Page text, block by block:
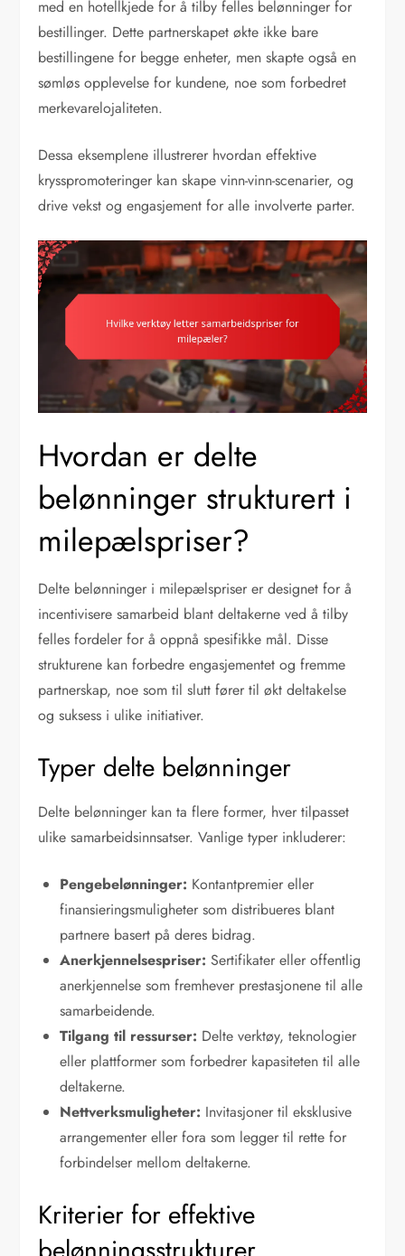
med en hotellkjede for å tilby felles belønninger for
bestillinger. Dette partnerskapet økte ikke bare
bestillingene for begge enheter, men skapte også en
sømløs opplevelse for kundene, noe som forbedret
merkevarelojaliteten.
Dessa eksemplene illustrerer hvordan effektive
krysspromoteringer kan skape vinn-vinn-scenarier, og
drive vekst og engasjement for alle involverte parter.
Hvordan er delte
belønninger strukturert i
milepælspriser?
Delte belønninger i milepælspriser er designet for å
incentivisere samarbeid blant deltakerne ved å tilby
felles fordeler for å oppnå spesifikke mål. Disse
strukturene kan forbedre engasjementet og fremme
partnerskap, noe som til slutt fører til økt deltakelse
og suksess i ulike initiativer.
Typer delte belønninger
Delte belønninger kan ta flere former, hver tilpasset
ulike samarbeidsinnsatser. Vanlige typer inkluderer:
Pengebelønninger: Kontantpremier eller
finansieringsmuligheter som distribueres blant
partnere basert på deres bidrag.
Anerkjennelsespriser: Sertifikater eller offentlig
anerkjennelse som fremhever prestasjonene til alle
samarbeidende.
Tilgang til ressurser: Delte verktøy, teknologier
eller plattformer som forbedrer kapasiteten til alle
deltakerne.
Nettverksmuligheter: Invitasjoner til eksklusive
arrangementer eller fora som legger til rette for
forbindelser mellom deltakerne.
Kriterier for effektive